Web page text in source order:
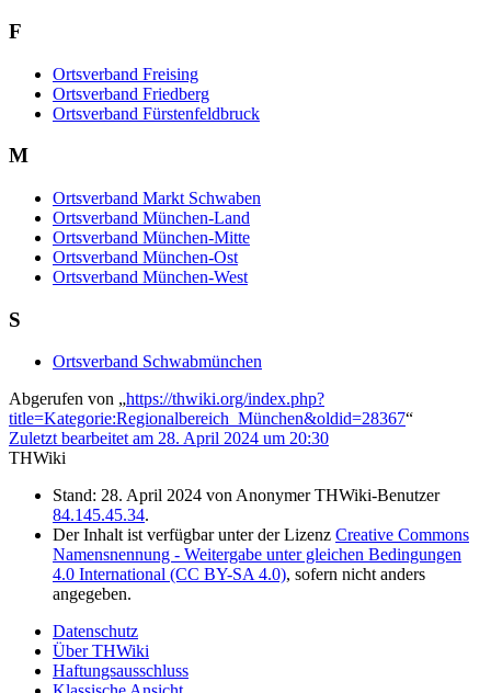
F
Ortsverband Freising
Ortsverband Friedberg
Ortsverband Fürstenfeldbruck
M
Ortsverband Markt Schwaben
Ortsverband München-Land
Ortsverband München-Mitte
Ortsverband München-Ost
Ortsverband München-West
S
Ortsverband Schwabmünchen
Abgerufen von „https://thwiki.org/index.php?
title=Kategorie:Regionalbereich_München&oldid=28367“
Zuletzt bearbeitet am 28. April 2024 um 20:30
THWiki
Stand: 28. April 2024 von Anonymer THWiki-Benutzer
84.145.45.34.
Der Inhalt ist verfügbar unter der Lizenz Creative Commons
Namensnennung - Weitergabe unter gleichen Bedingungen
4.0 International (CC BY-SA 4.0), sofern nicht anders
angegeben.
Datenschutz
Über THWiki
Haftungsausschluss